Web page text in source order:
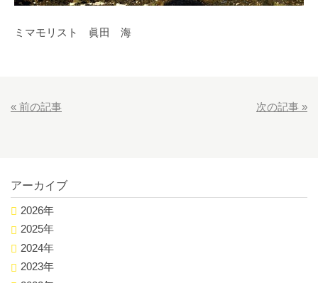
ミマモリスト 眞田 海
« 前の記事 次の記事 »
アーカイブ
2026年
2025年
2024年
2023年